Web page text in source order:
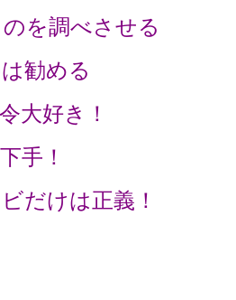
を調べさせる
勧める
大好き！
手！
だけは正義！